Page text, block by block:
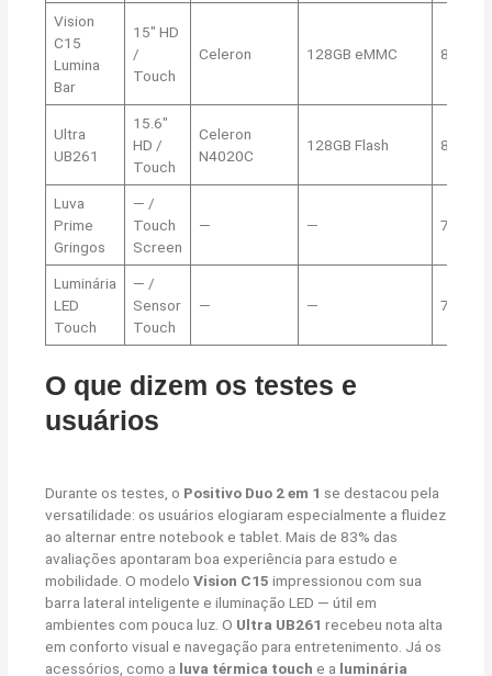
Vision
C15
Lumina
Bar
15″ HD
/
Touch
Celeron 128GB eMMC 8,5
Ultra
UB261
15.6″
HD /
Touch
Celeron
N4020C
128GB Flash 8,2
Luva
Prime
Gringos
— /
Touch
Screen
— — 7,9
Luminária
LED
Touch
— /
Sensor
Touch
— — 7,5
O que dizem os testes e
usuários
Durante os testes, o Positivo Duo 2 em 1 se destacou pela
versatilidade: os usuários elogiaram especialmente a fluidez
ao alternar entre notebook e tablet. Mais de 83% das
avaliações apontaram boa experiência para estudo e
mobilidade. O modeloVision C15 impressionou com sua
barra lateral inteligente e iluminação LED — útil em
ambientes com pouca luz. O Ultra UB261 recebeu nota alta
em conforto visual e navegação para entretenimento. Já os
acessórios, como a luva térmica touch e a luminária